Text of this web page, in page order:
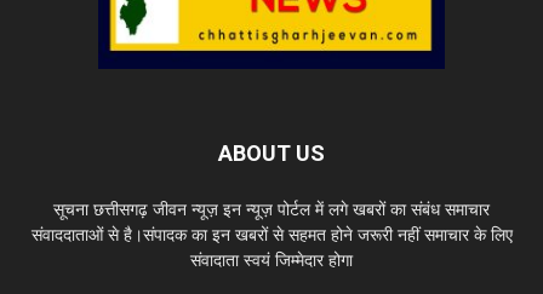
ABOUT US
सूचना छत्तीसगढ़ जीवन न्यूज़ इन न्यूज़ पोर्टल में लगे खबरों का संबंध समाचार
संवाददाताओं से है।संपादक का इन खबरों से सहमत होने जरूरी नहीं समाचार के लिए
संवादाता स्वयं जिम्मेदार होगा